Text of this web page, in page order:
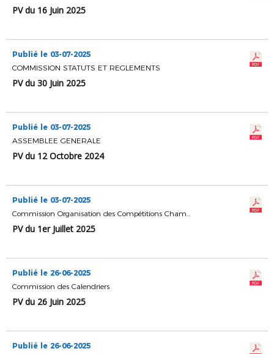
PV du 16 Juin 2025
Publié le 03-07-2025
COMMISSION STATUTS ET REGLEMENTS
PV du 30 Juin 2025
Publié le 03-07-2025
ASSEMBLEE GENERALE
PV du 12 Octobre 2024
Publié le 03-07-2025
Commission Organisation des Compétitions Championnats & Coupes
PV du 1er Juillet 2025
Publié le 26-06-2025
Commission des Calendriers
PV du 26 Juin 2025
Publié le 26-06-2025